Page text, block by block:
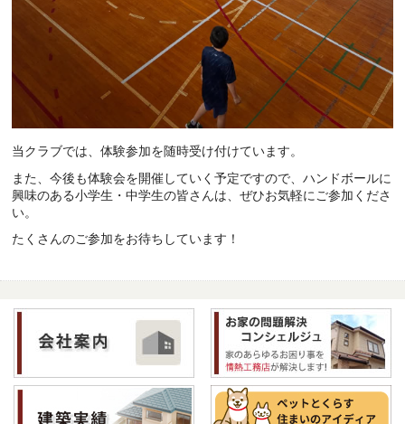
当クラブでは、体験参加を随時受け付けています。
また、今後も体験会を開催していく予定ですので、ハンドボールに
興味のある小学生・中学生の皆さんは、ぜひお気軽にご参加くださ
い。
たくさんのご参加をお待ちしています！